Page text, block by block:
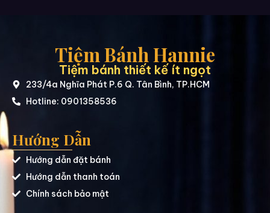
Tiệm Bánh Hannie
Tiệm bánh thiết kế ít ngọt
233/4a Nghĩa Phát P.6 Q. Tân Bình, TP.HCM
Hotline: 0901358536
Hướng Dẫn
Hướng dẫn đặt bánh
Hướng dẫn thanh toán
Chính sách bảo mật